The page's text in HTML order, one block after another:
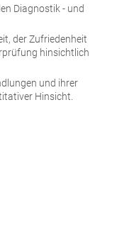
Diagnostik - und
der Zufriedenheit
hinsichtlich
und ihrer
Hinsicht.